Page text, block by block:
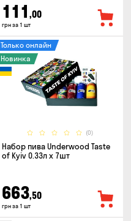
111 ,00
грн за 1 шт
(0)
Только онлайн
Новинка
Набор пива Underwood Taste
of Kyiv 0.33л x 7шт
663,50
грн за 1 шт